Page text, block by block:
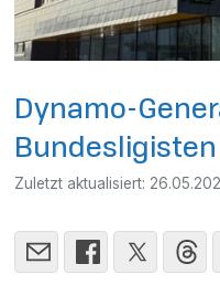
Dynamo-
Bundesligisten
Zuletzt aktualisiert: